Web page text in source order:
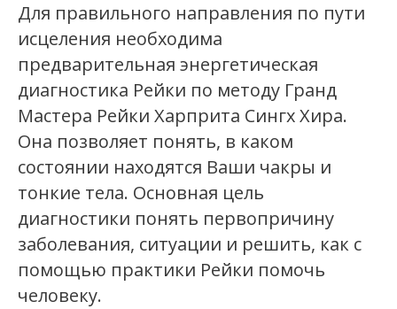
Для правильного направления по пути
исцеления необходима
предварительная энергетическая
диагностика Рейки по методу Гранд
Мастера Рейки Харприта Сингх Хира.
Она позволяет понять, в каком
состоянии находятся Ваши чакры и
тонкие тела. Основная цель
диагностики понять первопричину
заболевания, ситуации и решить, как с
помощью практики Рейки помочь
человеку.